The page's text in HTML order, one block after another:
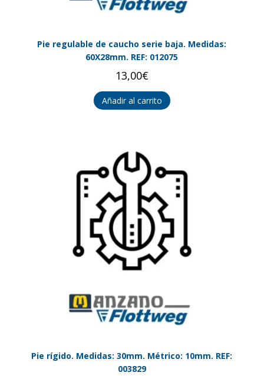
Pie regulable de caucho serie baja. Medidas:
60X28mm. REF: 012075
13,00€
Añadir al carrito
Pie rígido. Medidas: 30mm. Métrico: 10mm. REF:
003829